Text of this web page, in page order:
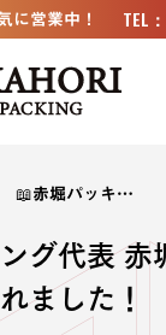
に営業中！ TEL
📖赤堀パッキング代表 赤堀が「社長名鑑」に掲載されました！
グ代表 赤
ました！